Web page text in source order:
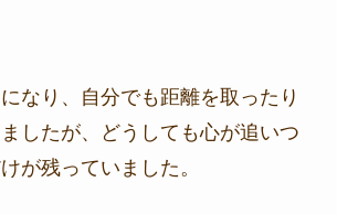
なり、自分でも距離を取ったり
したが、どうしても心が追いつ
が残っていました。